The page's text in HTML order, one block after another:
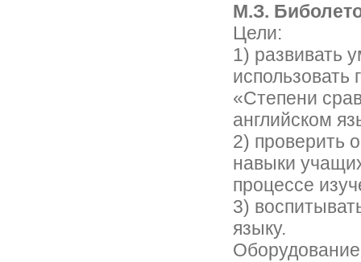
М.З.
Цели:
1) развивать
использовать
«Степени
английском
2) проверить
навыки
процессе
3)
языку.